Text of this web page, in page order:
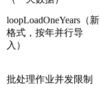
loopLoadOneYears（新
格式，按年并行导
入）
批处理作业并发限制